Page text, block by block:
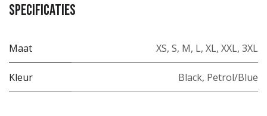
Specificaties
Maat XS, S, M, L, XL, XXL, 3XL
Kleur Black, Petrol/Blue